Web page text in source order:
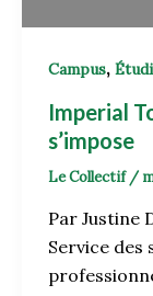
Campus,
Imperial
s’impose
Le Collectif /
Par Justine
Service des